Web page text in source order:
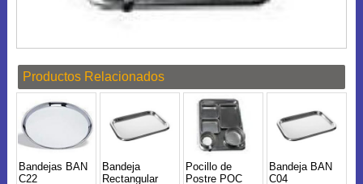
Productos Relacionados
Bandejas BAN
C22
Bandeja
Rectangular
Pocillo de
Postre POC
Bandeja BAN
C04